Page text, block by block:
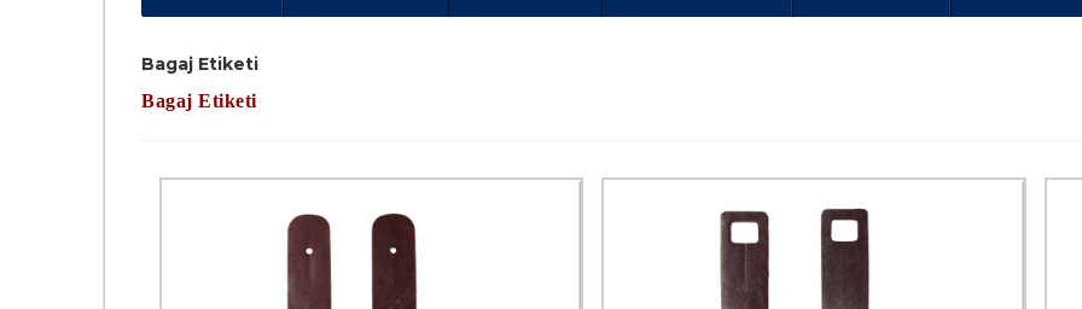
Bagaj Etiketi
Bagaj Etiketi